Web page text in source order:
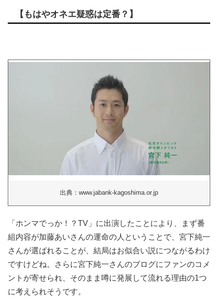
【もはやオネエ疑惑は定番？】
出典：www.jabank-kagoshima.or.jp
「ホンマでっか！？TV」に出演したことにより、まず番
組内容が加藤あいさんの運命の人ということで、宮下純一
さんが選ばれることが、結局はお似合い説につながるわけ
ですけどね。さらに宮下純一さんのブログにファンのコメ
ントが寄せられ、そのまま噂に発展して流れる理由の1つ
に考えられそうです。